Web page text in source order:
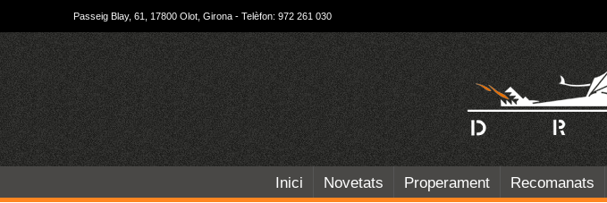
Passeig Blay, 61, 17800 Olot, Girona - Telèfon: 972 261 030
Inici Novetats Properament Recomanats